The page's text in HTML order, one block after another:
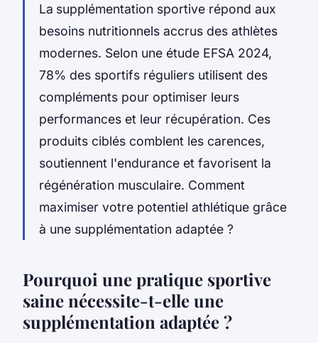
La supplémentation sportive répond aux
besoins nutritionnels accrus des athlètes
modernes. Selon une étude EFSA 2024,
78% des sportifs réguliers utilisent des
compléments pour optimiser leurs
performances et leur récupération. Ces
produits ciblés comblent les carences,
soutiennent l'endurance et favorisent la
régénération musculaire. Comment
maximiser votre potentiel athlétique grâce
à une supplémentation adaptée ?
Pourquoi une pratique sportive
saine nécessite-t-elle une
supplémentation adaptée ?